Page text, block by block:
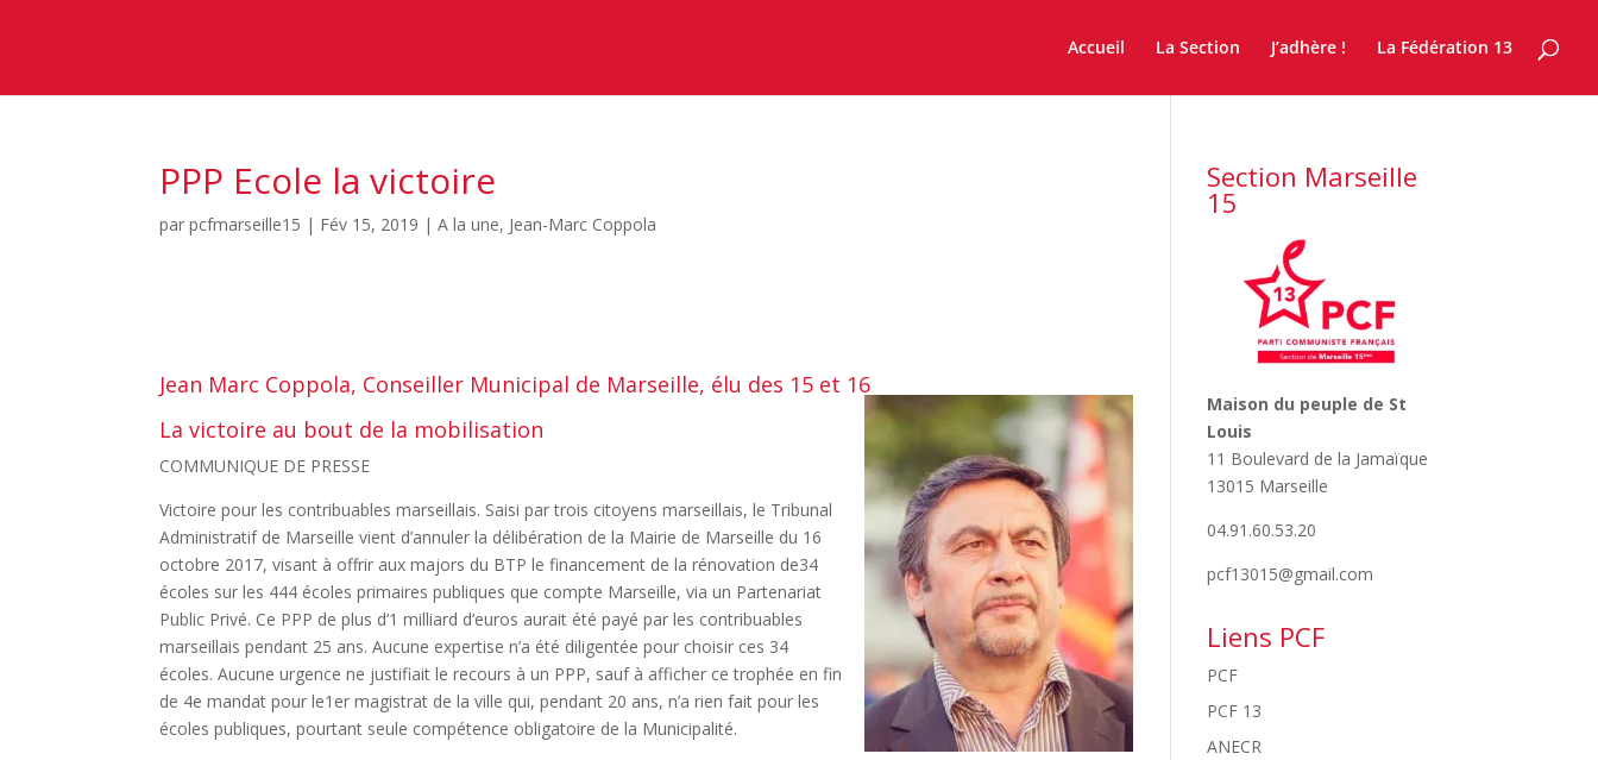
Accueil La Section J’adhère ! La Fédération 13
PPP Ecole la victoire
parpcfmarseille15 | Fév 15, 2019 |A la une, Jean-Marc Coppola
Jean Marc Coppola, Conseiller Municipal de Marseille, élu des 15 et 16
La victoire au bout de la mobilisation
COMMUNIQUE DE PRESSE
Victoire pour les contribuables marseillais. Saisi par trois citoyens marseillais, le Tribunal
Administratif de Marseille vient d’annuler la délibération de la Mairie de Marseille du 16
octobre 2017, visant à offrir aux majors du BTP le financement de la rénovation de34
écoles sur les 444 écoles primaires publiques que compte Marseille, via un Partenariat
Public Privé. Ce PPP de plus d’1 milliard d’euros aurait été payé par les contribuables
marseillais pendant 25 ans. Aucune expertise n’a été diligentée pour choisir ces 34
écoles. Aucune urgence ne justifiait le recours à un PPP, sauf à afficher ce trophée en fin
de 4e mandat pour le1er magistrat de la ville qui, pendant 20 ans, n’a rien fait pour les
écoles publiques, pourtant seule compétence obligatoire de la Municipalité.
Section Marseille
15
Maison du peuple de St
Louis
11 Boulevard de la Jamaïque
13015 Marseille
04.91.60.53.20
pcf13015@gmail.com
Liens PCF
PCF
PCF 13
ANECR